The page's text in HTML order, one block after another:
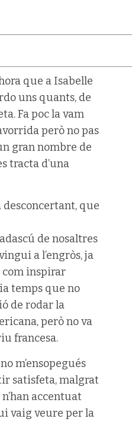
que a Isabelle
uns quants, de
Fa poc la vam
però no pas
gran nombre de
tracta d’una
desconcertant, que
de nosaltres
a l’engròs, ja
com inspirar
temps que no
de rodar la
però no va
francesa.
m’ensopegués
satisfeta, malgrat
accentuat
vaig veure per la